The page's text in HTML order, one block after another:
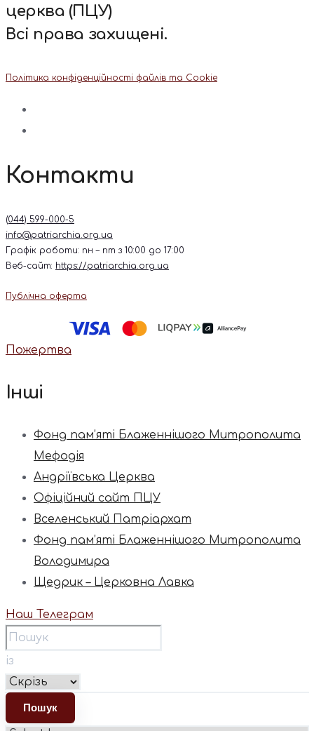
церква (ПЦУ)
Всі права захищені.
Політика конфіденційності файлів та Cookie
Контакти
(044) 599-000-5
info@patriarchia.org.ua
Графік роботи: пн – пт з 10:00 до 17:00
Веб-сайт: https://patriarchia.org.ua
Публічна оферта
Пожертва
Інші
Фонд пам’яті Блаженнішого Митрополита
Мефодія
Андріївська Церква
Офіційний сайт ПЦУ
Вселенський Патріархат
Фонд пам’яті Блаженнішого Митрополита
Володимира
Щедрик – Церковна Лавка
Наш Телеграм
із